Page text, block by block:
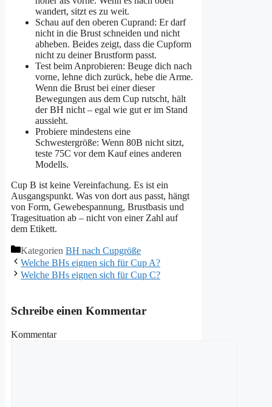
wandert, sitzt es zu weit.
Schau auf den oberen Cuprand: Er darf
nicht in die Brust schneiden und nicht
abheben. Beides zeigt, dass die Cupform
nicht zu deiner Brustform passt.
Test beim Anprobieren: Beuge dich nach
vorne, lehne dich zurück, hebe die Arme.
Wenn die Brust bei einer dieser
Bewegungen aus dem Cup rutscht, hält
der BH nicht – egal wie gut er im Stand
aussieht.
Probiere mindestens eine
Schwestergröße: Wenn 80B nicht sitzt,
teste 75C vor dem Kauf eines anderen
Modells.
Cup B ist keine Vereinfachung. Es ist ein
Ausgangspunkt. Was von dort aus passt, hängt
von Form, Gewebespannung, Brustbasis und
Tragesituation ab – nicht von einer Zahl auf
dem Etikett.
Kategorien BH nach Cupgröße
Welche BHs eignen sich für Cup A?
Welche BHs eignen sich für Cup C?
Schreibe einen Kommentar
Kommentar